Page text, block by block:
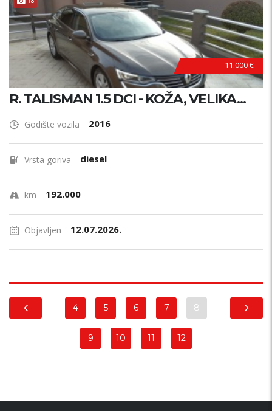
11.000 €
R. TALISMAN 1.5 DCI - KOŽA, VELIKA...
Godište vozila 2016
Vrsta goriva diesel
km 192.000
Objavljen 12.07.2026.
4 5 6 7 8
9 10 11 12